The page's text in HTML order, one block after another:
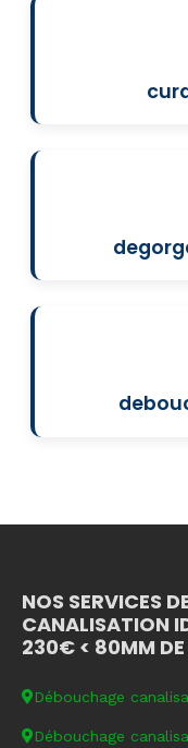
NOS SERVICES
CANALISATION
230€ < 80MM DE
Débouchage
Débouchage